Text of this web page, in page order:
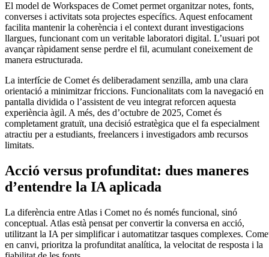
El model de Workspaces de Comet permet organitzar notes, fonts,
converses i activitats sota projectes específics. Aquest enfocament
facilita mantenir la coherència i el context durant investigacions
llargues, funcionant com un veritable laboratori digital. L’usuari pot
avançar ràpidament sense perdre el fil, acumulant coneixement de
manera estructurada.
La interfície de Comet és deliberadament senzilla, amb una clara
orientació a minimitzar friccions. Funcionalitats com la navegació en
pantalla dividida o l’assistent de veu integrat reforcen aquesta
experiència àgil. A més, des d’octubre de 2025, Comet és
completament gratuït, una decisió estratègica que el fa especialment
atractiu per a estudiants, freelancers i investigadors amb recursos
limitats.
Acció versus profunditat: dues maneres
d’entendre la IA aplicada
La diferència entre Atlas i Comet no és només funcional, sinó
conceptual. Atlas està pensat per convertir la conversa en acció,
utilitzant la IA per simplificar i automatitzar tasques complexes.
en canvi, prioritza la profunditat analítica, la velocitat de resposta i la